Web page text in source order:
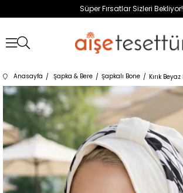
Süper Fırsatlar Sizleri Bekliyor!
Anasayfa Şapka & Bere Şapkalı Bone